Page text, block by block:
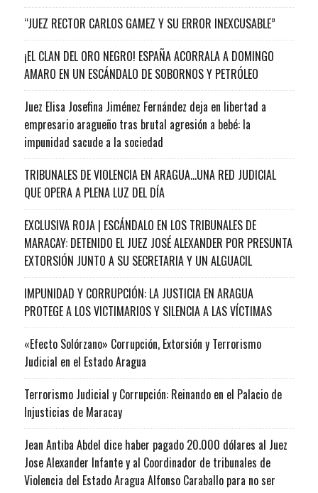
“JUEZ RECTOR CARLOS GAMEZ Y SU ERROR INEXCUSABLE”
¡EL CLAN DEL ORO NEGRO! ESPAÑA ACORRALA A DOMINGO
AMARO EN UN ESCÁNDALO DE SOBORNOS Y PETRÓLEO
Juez Elisa Josefina Jiménez Fernández deja en libertad a
empresario aragueño tras brutal agresión a bebé: la
impunidad sacude a la sociedad
TRIBUNALES DE VIOLENCIA EN ARAGUA…UNA RED JUDICIAL
QUE OPERA A PLENA LUZ DEL DÍA
EXCLUSIVA ROJA | ESCÁNDALO EN LOS TRIBUNALES DE
MARACAY: DETENIDO EL JUEZ JOSÉ ALEXANDER POR PRESUNTA
EXTORSIÓN JUNTO A SU SECRETARIA Y UN ALGUACIL
IMPUNIDAD Y CORRUPCIÓN: LA JUSTICIA EN ARAGUA
PROTEGE A LOS VICTIMARIOS Y SILENCIA A LAS VÍCTIMAS
«Efecto Solórzano» Corrupción, Extorsión y Terrorismo
Judicial en el Estado Aragua
Terrorismo Judicial y Corrupción: Reinando en el Palacio de
Injusticias de Maracay
Jean Antiba Abdel dice haber pagado 20.000 dólares al Juez
Jose Alexander Infante y al Coordinador de tribunales de
Violencia del Estado Aragua Alfonso Caraballo para no ser